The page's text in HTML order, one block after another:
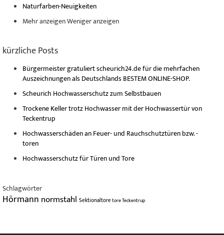
Naturfarben-Neuigkeiten
Mehr anzeigenWeniger anzeigen
kürzliche Posts
Bürgermeister gratuliert scheurich24.de für die mehrfachen
Auszeichnungen als Deutschlands BESTEM ONLINE-SHOP.
Scheurich Hochwasserschutz zum Selbstbauen
Trockene Keller trotz Hochwasser mit der Hochwassertür von
Teckentrup
Hochwasserschäden an Feuer- und Rauchschutztüren bzw. -
toren
Hochwasserschutz für Türen und Tore
Schlagwörter
Hörmann normstahl SektionaltoretoreTeckentrup